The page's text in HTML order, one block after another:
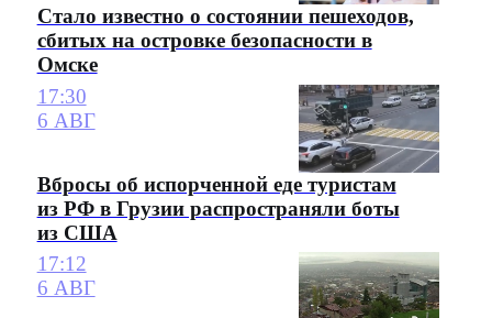
Стало известно о состоянии пешеходов,
сбитых на островке безопасности в
Омске
17:30
6 АВГ
Вбросы об испорченной еде туристам
из РФ в Грузии распространяли боты
из США
17:12
6 АВГ